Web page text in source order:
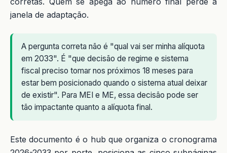
janela de adaptação.
A pergunta correta não é "qual vai ser minha alíquota
em 2033". É "que decisão de regime e sistema
fiscal preciso tomar nos próximos 18 meses para
estar bem posicionado quando o sistema atual deixar
de existir". Para MEI e ME, essa decisão pode ser
tão impactante quanto a alíquota final.
Este documento é o hub que organiza o cronograma